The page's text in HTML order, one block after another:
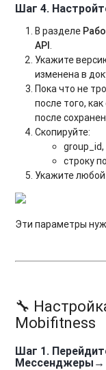
Шаг 4.
В разделе
API.
Укажите
изменена в
Пока что не
после того,
после
Скопируйте:
group_id,
строку
Укажите
Эти параметры
🔧
Mobifitness
Шаг 1.
Мессенджеры→